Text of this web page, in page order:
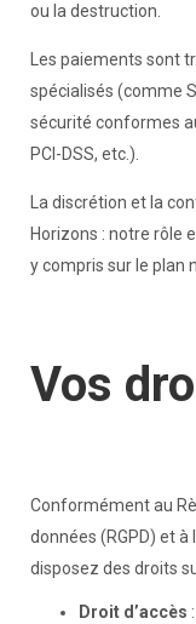
ou la destruction.
Les paiements sont
spécialisés (comme
sécurité conformes
PCI-DSS, etc.).
La discrétion et la
Horizons : notre rôle
y compris sur le plan
Vos
Conformément au
données (RGPD) et
disposez des droits
Droit d’accès